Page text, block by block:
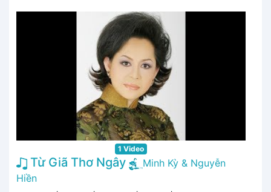
1 Video
Từ Giã Thơ Ngây
Minh Kỳ & Nguyễn
Hiền